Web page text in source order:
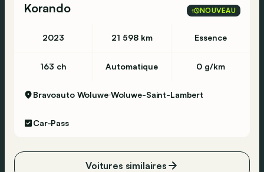
Korando
NOUVEAU
2023 21 598 km Essence
163 ch Automatique 0 g/km
Bravoauto Woluwe Woluwe-Saint-Lambert
Car-Pass
Voitures similaires